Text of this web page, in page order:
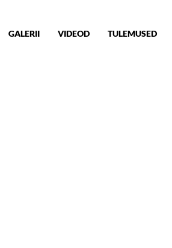
GALERII VIDEOD TULEMUSED